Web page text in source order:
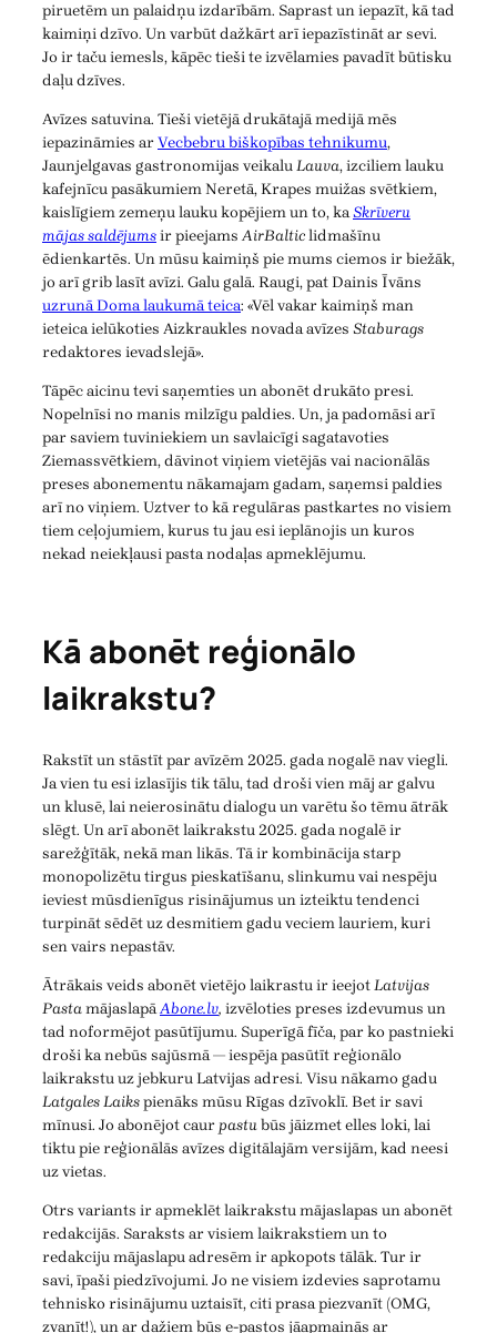
piruetēm un palaidņu izdarībām. Saprast un iepazīt, kā tad
kaimiņi dzīvo. Un varbūt dažkārt arī iepazīstināt ar sevi.
Jo ir taču iemesls, kāpēc tieši te izvēlamies pavadīt būtisku
daļu dzīves.
Avīzes satuvina. Tieši vietējā drukātajā medijā mēs
iepazināmies arVecbebru biškopības tehnikumu,
Jaunjelgavas gastronomijas veikaluLauva, izciliem lauku
kafejnīcu pasākumiem Neretā, Krapes muižas svētkiem,
kaislīgiem zemeņu lauku kopējiem un to, kaSkrīveru
mājas saldējumsir pieejamsAirBalticlidmašīnu
ēdienkartēs. Un mūsu kaimiņš pie mums ciemos ir biežāk,
jo arī grib lasīt avīzi. Galu galā. Raugi, pat Dainis Īvāns
uzrunā Doma laukumā teica: «Vēl vakar kaimiņš man
ieteica ielūkoties Aizkraukles novada avīzes Staburags
redaktores ievadslejā».
Tāpēc aicinu tevi saņemties un abonēt drukāto presi.
Nopelnīsi no manis milzīgu paldies. Un, ja padomāsi arī
par saviem tuviniekiem un savlaicīgi sagatavoties
Ziemassvētkiem, dāvinot viņiem vietējās vai nacionālās
preses abonementu nākamajam gadam, saņemsi paldies
arī no viņiem. Uztver to kā regulāras pastkartes no visiem
tiem ceļojumiem, kurus tu jau esi ieplānojis un kuros
nekad neiekļausi pasta nodaļas apmeklējumu.
Kā abonēt reģionālo
laikrakstu?
Rakstīt un stāstīt par avīzēm 2025. gada nogalē nav viegli.
Ja vien tu esi izlasījis tik tālu, tad droši vien māj ar galvu
un klusē, lai neierosinātu dialogu un varētu šo tēmu ātrāk
slēgt. Un arī abonēt laikrakstu 2025. gada nogalē ir
sarežģītāk, nekā man likās. Tā ir kombinācija starp
monopolizētu tirgus pieskatīšanu, slinkumu vai nespēju
ieviest mūsdienīgus risinājumus un izteiktu tendenci
turpināt sēdēt uz desmitiem gadu veciem lauriem, kuri
sen vairs nepastāv.
Ātrākais veids abonēt vietējo laikrastu ir ieejotLatvijas
PastamājaslapāAbone.lv, izvēloties preses izdevumus un
tad noformējot pasūtījumu. Superīgā fīča, par ko pastnieki
droši ka nebūs sajūsmā — iespēja pasūtīt reģionālo
laikrakstu uz jebkuru Latvijas adresi. Visu nākamo gadu
Latgales Laikspienāks mūsu Rīgas dzīvoklī. Bet ir savi
mīnusi. Jo abonējot caurpastubūs jāizmet elles loki, lai
tiktu pie reģionālās avīzes digitālajām versijām, kad neesi
uz vietas.
Otrs variants ir apmeklēt laikrakstu mājaslapas un abonēt
redakcijās. Saraksts ar visiem laikrakstiem un to
redakciju mājaslapu adresēm ir apkopots tālāk. Tur ir
savi, īpaši piedzīvojumi. Jo ne visiem izdevies saprotamu
tehnisko risinājumu uztaisīt, citi prasa piezvanīt (OMG,
zvanīt!), un ar dažiem būs e-pastos jāapmainās ar